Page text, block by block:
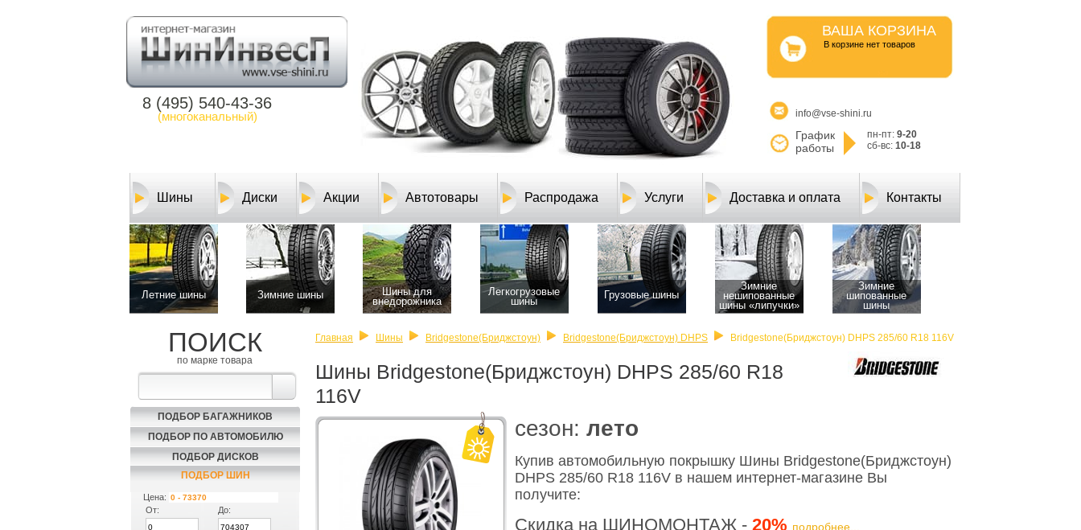
8 (495) 540-43-36
(многоканальный)
ВАША КОРЗИНА
B корзине нет товаров
info@vse-shini.ru
График
работы
пн-пт: 9-20
сб-вс: 10-18
Шины Диски Акции Автотовары Распродажа Услуги Доставка и оплата Контакты
Летние шины Зимние шины
Шины для
внедорожника
Легкогрузовые
шины
Грузовые шины
Зимние
нешипованные
шины «липучки»
Зимние
шипованные
шины
ПОИСК
по марке товара
ПОДБОР БАГАЖНИКОВ
ПОДБОР ПО АВТОМОБИЛЮ
ПОДБОР ДИСКОВ
ПОДБОР ШИН
Цена:
От:
До:
Главная Шины Bridgestone(Бриджстоун) Bridgestone(Бриджстоун) DHPS Bridgestone(Бриджстоун) DHPS 285/60 R18 116V
Шины Bridgestone(Бриджстоун) DHPS 285/60 R18
116V
cезон: лето
Купив автомобильную покрышку Шины Bridgestone(Бриджстоун)
DHPS 285/60 R18 116V в нашем интернет-магазине Вы
получите:
Скидка на ШИНОМОНТАЖ - 20% подробнее...